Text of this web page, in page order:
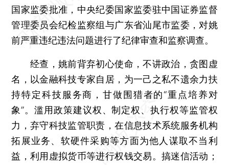
国家监委批准，中央纪委国家监委驻中国证券监督
管理委员会纪检监察组与广东省汕尾市监委，对姚
前严重违纪违法问题进行了纪律审查和监察调查。
经查，姚前背弃初心使命，不讲政治，贪图虚
名，以金融科技专家自居，为一己之私不遗余力扶
持特定科技服务商，甘做围猎者的“重点培养对
象”。滥用政策建议权、制定权、执行权等监管权
力，弃守科技监管职责，在信息技术系统服务机构
拓展业务、软硬件采购等方面为他人谋取不当利
益，利用虚拟货币等进行权钱交易。搞迷信活动；